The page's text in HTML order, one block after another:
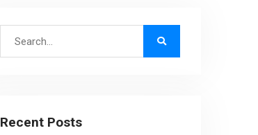
Recent Posts